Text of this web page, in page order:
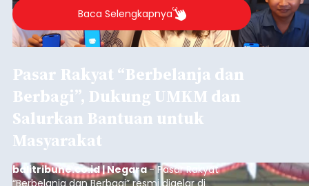
Baca Selengkapnya
Pasar Rakyat “Berbelanja dan
Berbagi”, Dukung UMKM dan
Salurkan Bantuan untuk
Masyarakat
balitribune.co.id | Negara- Pasar Rakyat
“Berbelanja dan Berbagi” resmi digelar di